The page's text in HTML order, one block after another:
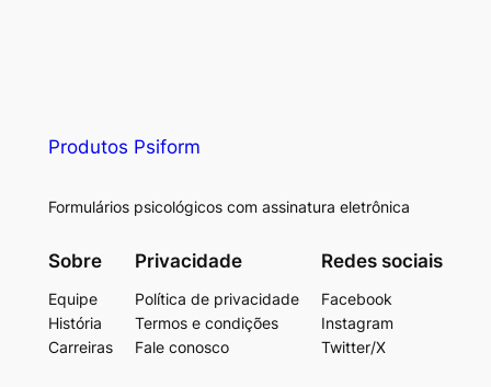
Produtos Psiform
Formulários psicológicos com assinatura eletrônica
Sobre
Equipe
História
Carreiras
Privacidade
Política de privacidade
Termos e condições
Fale conosco
Redes sociais
Facebook
Instagram
Twitter/X